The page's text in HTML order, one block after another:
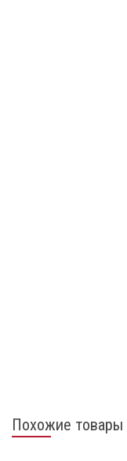
Похожие товары